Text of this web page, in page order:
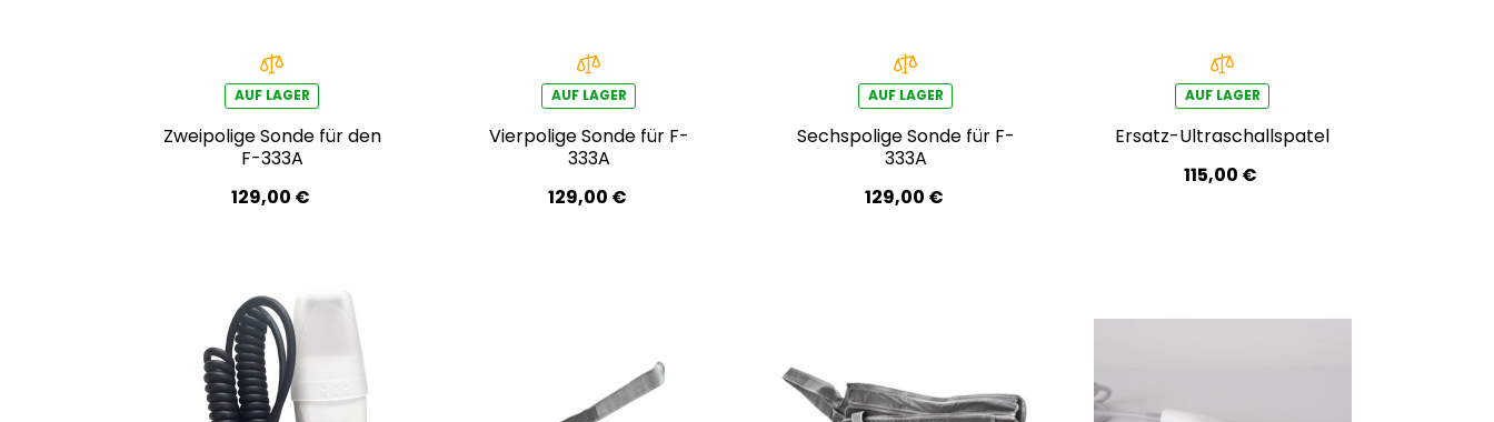
AUF LAGER
Zweipolige Sonde für den
F-333A
129,00 €
AUF LAGER
Vierpolige Sonde für F-
333A
129,00 €
AUF LAGER
Sechspolige Sonde für F-
333A
129,00 €
AUF LAGER
Ersatz-Ultraschallspatel
115,00 €